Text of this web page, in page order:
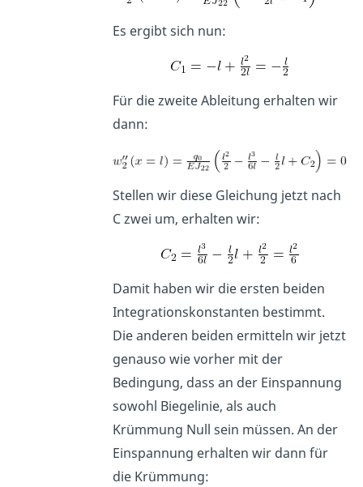
Es ergibt sich nun:
Für die zweite Ableitung erhalten wir
dann:
Stellen wir diese Gleichung jetzt nach
C zwei um, erhalten wir:
Damit haben wir die ersten beiden
Integrationskonstanten bestimmt.
Die anderen beiden ermitteln wir jetzt
genauso wie vorher mit der
Bedingung, dass an der Einspannung
sowohl Biegelinie, als auch
Krümmung Null sein müssen. An der
Einspannung erhalten wir dann für
die Krümmung: